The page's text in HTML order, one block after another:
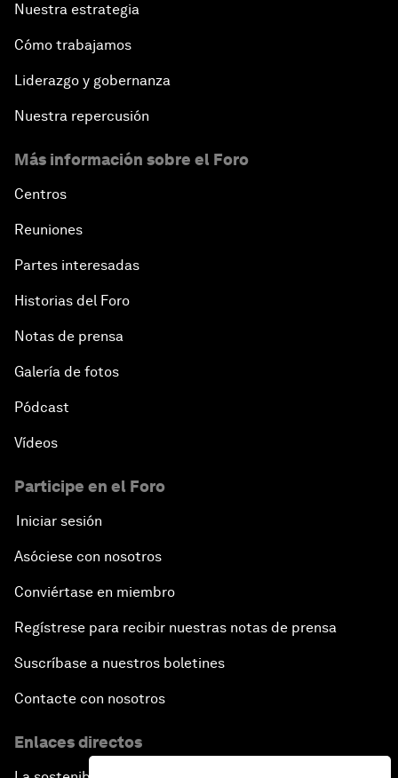
Nuestra estrategia
Cómo trabajamos
Liderazgo y gobernanza
Nuestra repercusión
Más información sobre el Foro
Centros
Reuniones
Partes interesadas
Historias del Foro
Notas de prensa
Galería de fotos
Pódcast
Vídeos
Participe en el Foro
Iniciar sesión
Asóciese con nosotros
Conviértase en miembro
Regístrese para recibir nuestras notas de prensa
Suscríbase a nuestros boletines
Contacte con nosotros
Enlaces directos